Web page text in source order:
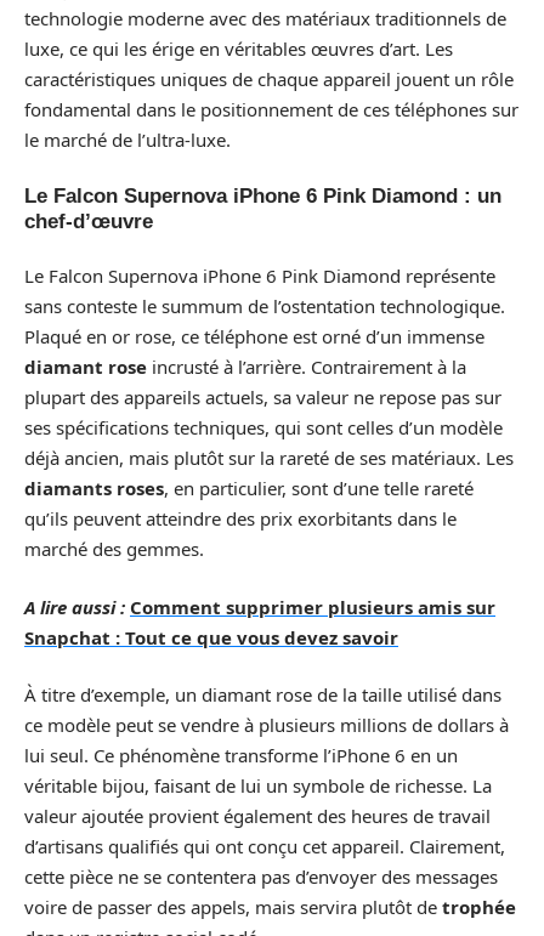
technologie moderne avec des matériaux traditionnels de
luxe, ce qui les érige en véritables œuvres d’art. Les
caractéristiques uniques de chaque appareil jouent un rôle
fondamental dans le positionnement de ces téléphones sur
le marché de l’ultra-luxe.
Le Falcon Supernova iPhone 6 Pink Diamond : un
chef-d’œuvre
Le Falcon Supernova iPhone 6 Pink Diamond représente
sans conteste le summum de l’ostentation technologique.
Plaqué en or rose, ce téléphone est orné d’un immense
diamant rose incrusté à l’arrière. Contrairement à la
plupart des appareils actuels, sa valeur ne repose pas sur
ses spécifications techniques, qui sont celles d’un modèle
déjà ancien, mais plutôt sur la rareté de ses matériaux. Les
diamants roses, en particulier, sont d’une telle rareté
qu’ils peuvent atteindre des prix exorbitants dans le
marché des gemmes.
A lire aussi : Comment supprimer plusieurs amis sur
Snapchat : Tout ce que vous devez savoir
À titre d’exemple, un diamant rose de la taille utilisé dans
ce modèle peut se vendre à plusieurs millions de dollars à
lui seul. Ce phénomène transforme l’iPhone 6 en un
véritable bijou, faisant de lui un symbole de richesse. La
valeur ajoutée provient également des heures de travail
d’artisans qualifiés qui ont conçu cet appareil. Clairement,
cette pièce ne se contentera pas d’envoyer des messages
voire de passer des appels, mais servira plutôt de trophée